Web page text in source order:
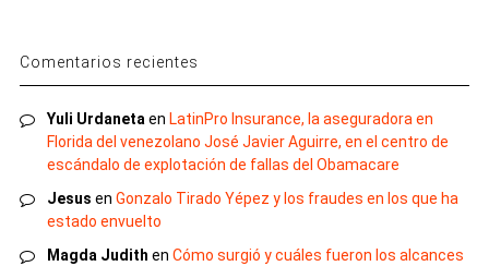
Comentarios recientes
Yuli Urdanetaen LatinPro Insurance, la aseguradora en
Florida del venezolano José Javier Aguirre, en el centro de
escándalo de explotación de fallas del Obamacare
Jesus en Gonzalo Tirado Yépez y los fraudes en los que ha
estado envuelto
Magda Judith en Cómo surgió y cuáles fueron los alcances